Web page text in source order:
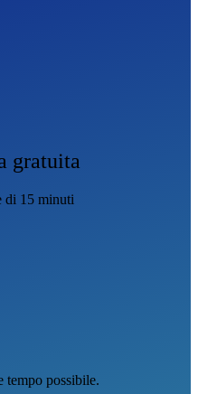
gratuita
di 15 minuti
tempo possibile.